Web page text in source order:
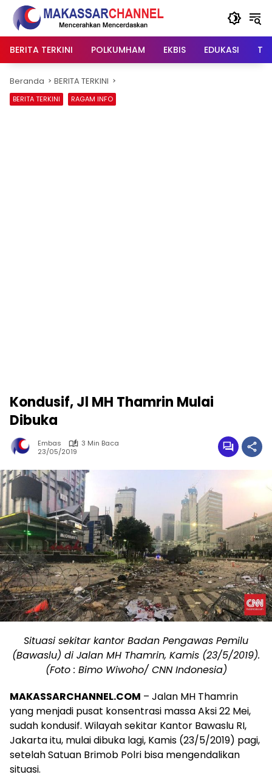
Langsung
konten
BERITA TERKINI
POLKUMHAM EKBIS EDUKASI
Beranda BERITA TERKINI
BERITA TERKINI RAGAM INFO
Kondusif, Jl MH Thamrin Mulai
Dibuka
Embas
3 Min Baca
23/05/2019
Situasi sekitar kantor Badan Pengawas Pemilu
(Bawaslu) di Jalan MH Thamrin, Kamis (23/5/2019).
(Foto : Bimo Wiwoho/ CNN Indonesia)
MAKASSARCHANNEL.COM – Jalan MH Thamrin
yang menjadi pusat konsentrasi massa Aksi 22 Mei,
sudah kondusif. Wilayah sekitar Kantor Bawaslu RI,
Jakarta itu, mulai dibuka lagi, Kamis (23/5/2019) pagi,
setelah Satuan Brimob Polri bisa mengendalikan
situasi.